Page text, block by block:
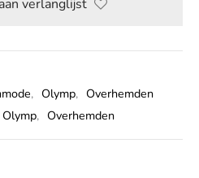
verlanglijst
, Olymp, Overhemden
Olymp, Overhemden